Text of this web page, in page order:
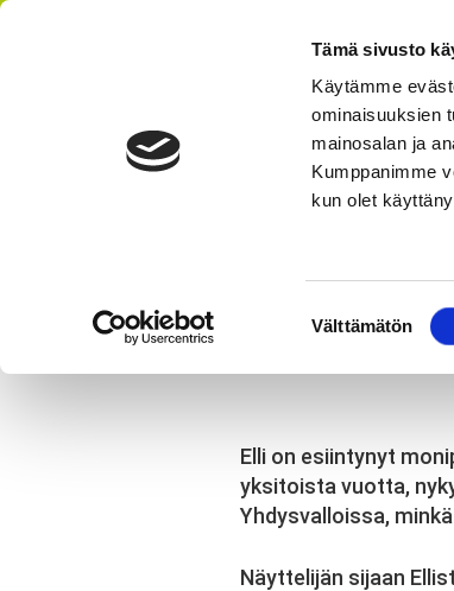
Tämä sivusto
Käytämme
ominaisuuksien
mainosalan ja
Kumppanimme
kun olet
Välttämätön
Elli
Elli on esiintynyt
yksitoista vuotta,
Yhdysvalloissa,
Näyttelijän sijaan